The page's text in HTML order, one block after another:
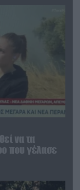
να τα
που γέλασε